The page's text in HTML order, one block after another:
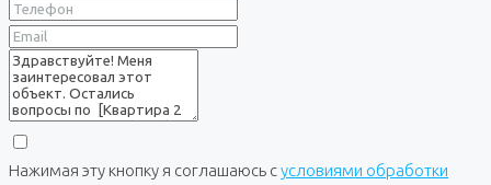
Нажимая эту кнопку я соглашаюсь сусловиями обработки